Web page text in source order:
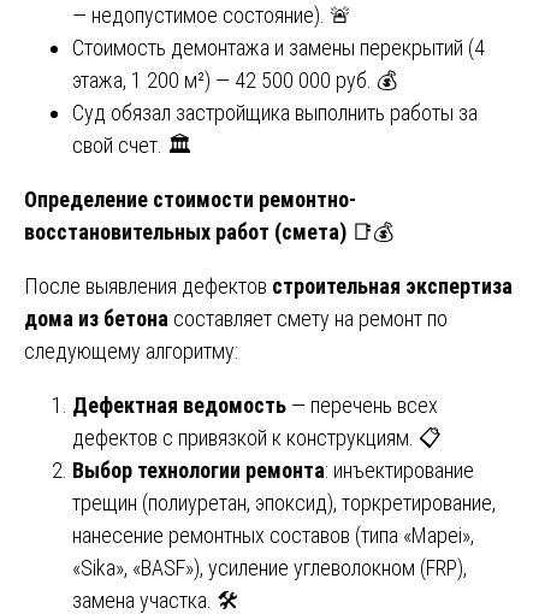
— недопустимое состояние). 🚨
Стоимость демонтажа и замены перекрытий (4
этажа, 1 200 м²) — 42 500 000 руб. 💰
Суд обязал застройщика выполнить работы за
свой счет. 🏛️
Определение стоимости ремонтно-
восстановительных работ (смета) 📑💰
После выявления дефектов строительная экспертиза
дома из бетона составляет смету на ремонт по
следующему алгоритму:
Дефектная ведомость — перечень всех
дефектов с привязкой к конструкциям. 📋
Выбор технологии ремонта: инъектирование
трещин (полиуретан, эпоксид), торкретирование,
нанесение ремонтных составов (типа «Mapеi»,
«Sika», «BASF»), усиление углеволокном (FRP),
замена участка. 🛠️